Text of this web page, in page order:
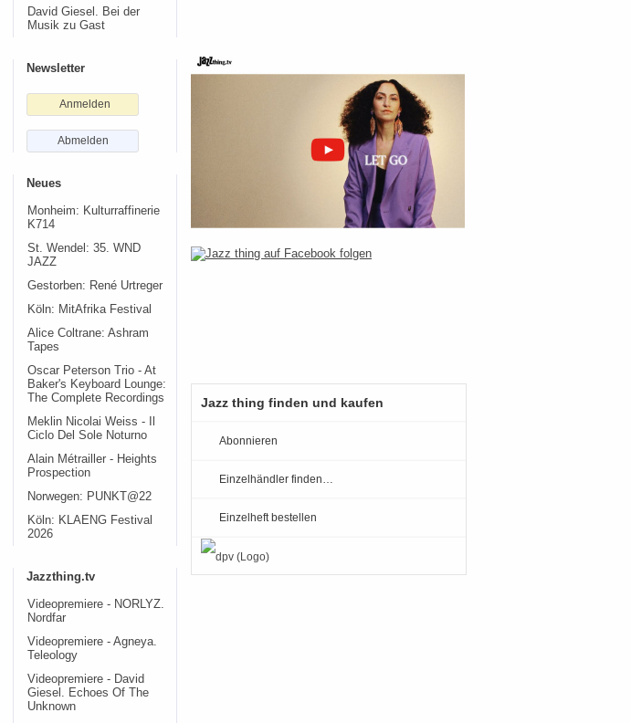
David Giesel. Bei der
Musik zu Gast
Newsletter
Anmelden
Abmelden
Neues
Monheim: Kulturraffinerie
K714
St. Wendel: 35. WND
JAZZ
Gestorben: René Urtreger
Köln: MitAfrika Festival
Alice Coltrane: Ashram
Tapes
Oscar Peterson Trio - At
Baker's Keyboard Lounge:
The Complete Recordings
Meklin Nicolai Weiss - Il
Ciclo Del Sole Noturno
Alain Métrailler - Heights
Prospection
Norwegen: PUNKT@22
Köln: KLAENG Festival
2026
Jazzthing.tv
Videopremiere - NORLYZ.
Nordfar
Videopremiere - Agneya.
Teleology
Videopremiere - David
Giesel. Echoes Of The
Unknown
Jazz thing finden und kaufen
Abonnieren
Einzelhändler finden…
Einzelheft bestellen